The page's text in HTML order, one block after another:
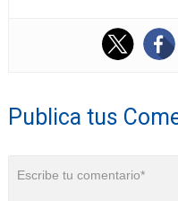
Publica tus